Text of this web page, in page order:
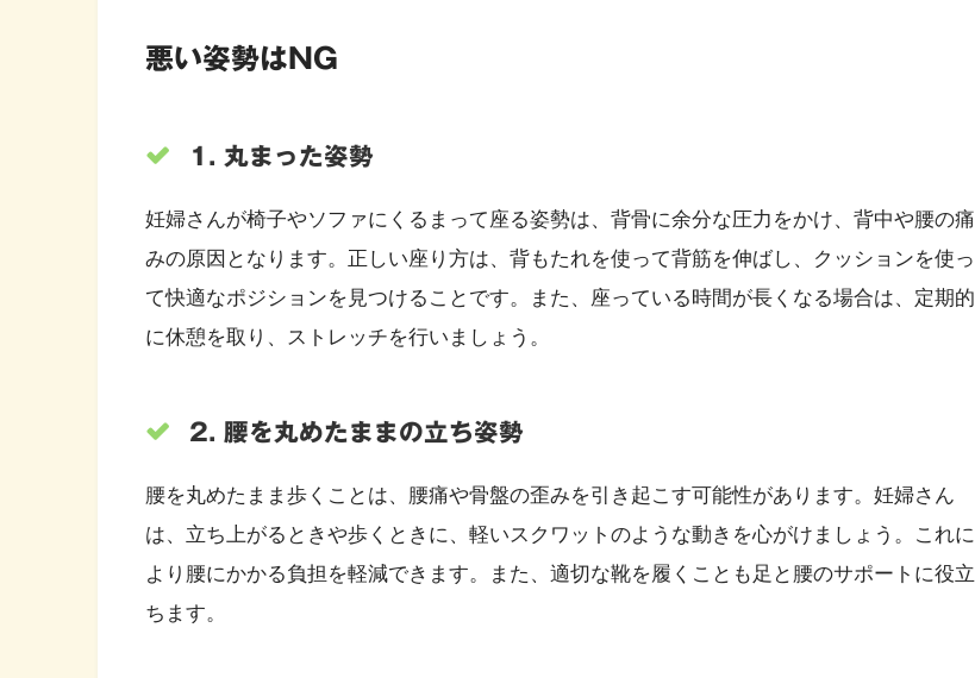
悪い姿勢はNG
1. 丸まった姿勢
妊婦さんが椅子やソファにくるまって座る姿勢は、背骨に余分な圧力をかけ、背中や腰の痛
みの原因となります。正しい座り方は、背もたれを使って背筋を伸ばし、クッションを使っ
て快適なポジションを見つけることです。また、座っている時間が長くなる場合は、定期的
に休憩を取り、ストレッチを行いましょう。
2. 腰を丸めたままの立ち姿勢
腰を丸めたまま歩くことは、腰痛や骨盤の歪みを引き起こす可能性があります。妊婦さん
は、立ち上がるときや歩くときに、軽いスクワットのような動きを心がけましょう。これに
より腰にかかる負担を軽減できます。また、適切な靴を履くことも足と腰のサポートに役立
ちます。